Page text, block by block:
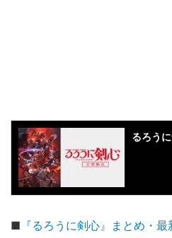
るろう
■ 『るろうに剣心』まとめ・